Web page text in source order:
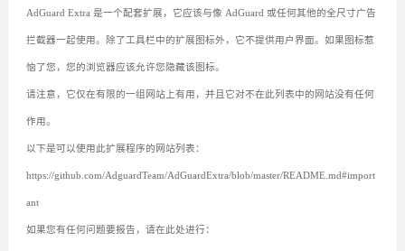
AdGuard Extra 是一个配套扩展，它应该与像 AdGuard 或任何其他的全尺寸广告
拦截器一起使用。除了工具栏中的扩展图标外，它不提供用户界面。如果图标惹
恼了您，您的浏览器应该允许您隐藏该图标。
请注意，它仅在有限的一组网站上有用，并且它对不在此列表中的网站没有任何
作用。
以下是可以使用此扩展程序的网站列表：
https://github.com/AdguardTeam/AdGuardExtra/blob/master/README.md#import
ant
如果您有任何问题要报告，请在此处进行：